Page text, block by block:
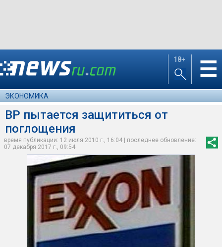
18+ ☰
ЭКОНОМИКА
ВР пытается защититься от
поглощения
время публикации: 12 июля 2010 г., 16:04 | последнее обновление:
07 декабря 2017 г., 09:54